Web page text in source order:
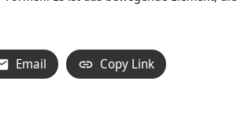
Email Copy Link